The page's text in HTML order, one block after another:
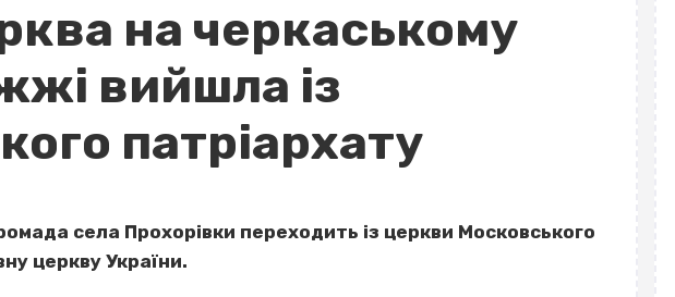
на черкаському
вийшла із
патріархату
села Прохорівки переходить із церкви Московського
церкву України.